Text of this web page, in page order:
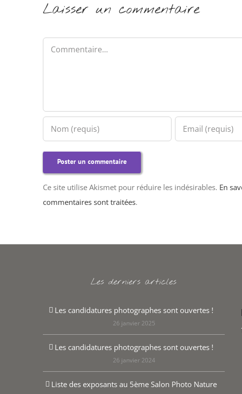
Laisser un commentaire
Commentaire
Ce site utilise Akismet pour réduire les indésirables. En
commentaires sont traitées.
Les derniers articles
Les candidatures photographes sont ouvertes !
26 janvier 2025
Les candidatures photographes sont ouvertes !
26 janvier 2024
Liste des exposants au 5ème Salon Photo Nature